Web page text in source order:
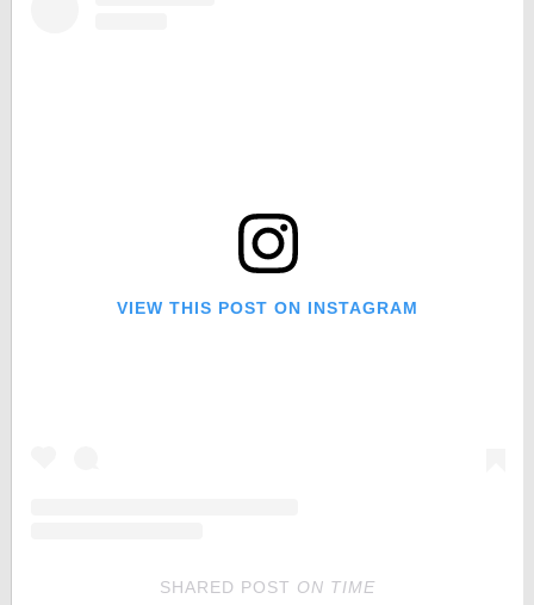
VIEW THIS POST ON INSTAGRAM
SHARED POST ON TIME